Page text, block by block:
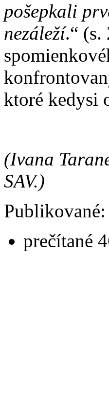
pošepkali
nezáleží.“ (s.
ktoré kedysi
(Ivana
SAV.)
prečítané